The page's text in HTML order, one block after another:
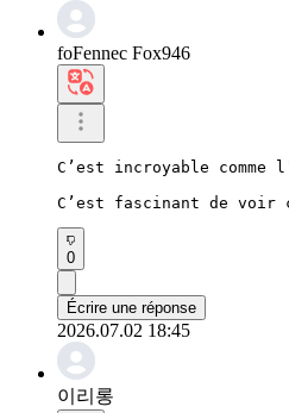
foFennec Fox946
C’est incroyable comme
C’est fascinant de voir
0
Écrire une réponse
2026.07.02 18:45
이리롱